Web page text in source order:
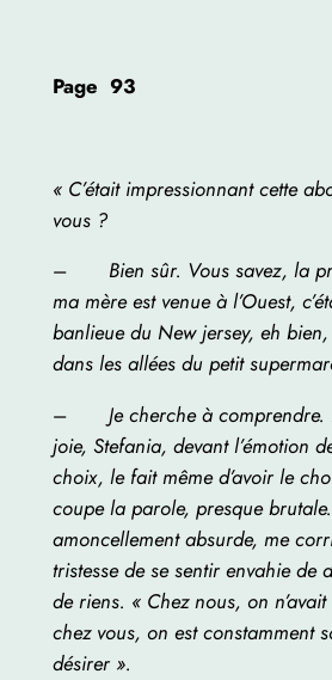
Page 93
« C’était impressionnant cette
vous ?
– Bien sûr. Vous savez, la
ma mère est venue à l’Ouest,
banlieue du New jersey, eh
dans les allées du petit
– Je cherche à comprendre.
joie, Stefania, devant l’émotion
choix, le fait même d’avoir le
coupe la parole, presque
amoncellement absurde, me
tristesse de se sentir envahie de
de riens. « Chez nous, on
chez vous, on est constamment
désirer ».